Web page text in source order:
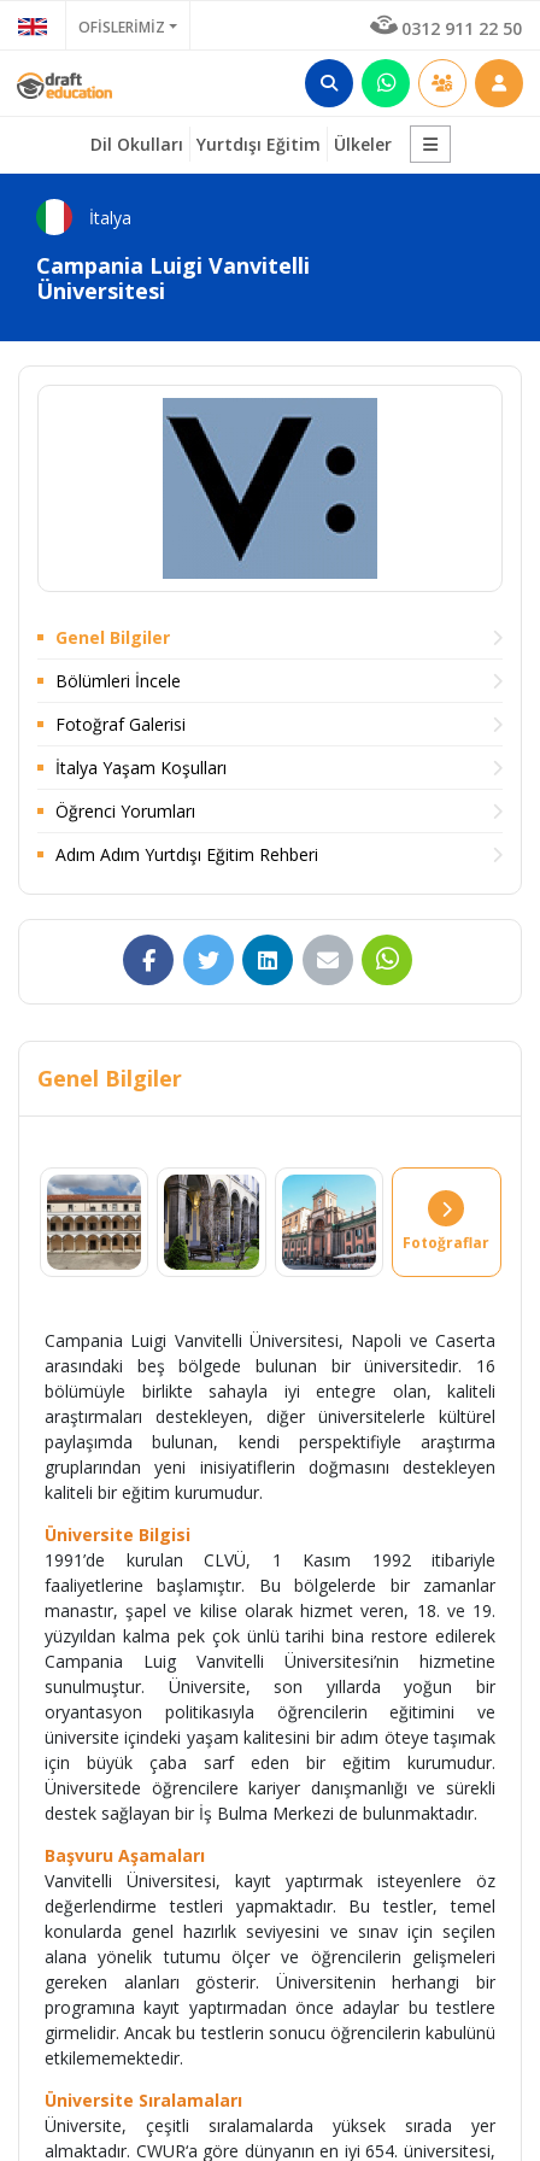
OFİSLERİMİZ 0312 911 22 50
Dil Okulları Yurtdışı Eğitim Ülkeler
İtalya
Campania Luigi Vanvitelli
Üniversitesi
Genel Bilgiler
Bölümleri İncele
Fotoğraf Galerisi
İtalya Yaşam Koşulları
Öğrenci Yorumları
Adım Adım Yurtdışı Eğitim Rehberi
Genel Bilgiler
Fotoğraflar
Campania Luigi Vanvitelli Üniversitesi, Napoli ve Caserta
arasındaki beş bölgede bulunan bir üniversitedir. 16
bölümüyle birlikte sahayla iyi entegre olan, kaliteli
araştırmaları destekleyen, diğer üniversitelerle kültürel
paylaşımda bulunan, kendi perspektifiyle araştırma
gruplarından yeni inisiyatiflerin doğmasını destekleyen
kaliteli bir eğitim kurumudur.
Üniversite Bilgisi
1991’de kurulan CLVÜ, 1 Kasım 1992 itibariyle
faaliyetlerine başlamıştır. Bu bölgelerde bir zamanlar
manastır, şapel ve kilise olarak hizmet veren, 18. ve 19.
yüzyıldan kalma pek çok ünlü tarihi bina restore edilerek
Campania Luig Vanvitelli Üniversitesi’nin hizmetine
sunulmuştur. Üniversite, son yıllarda yoğun bir
oryantasyon politikasıyla öğrencilerin eğitimini ve
üniversite içindeki yaşam kalitesini bir adım öteye taşımak
için büyük çaba sarf eden bir eğitim kurumudur.
Üniversitede öğrencilere kariyer danışmanlığı ve sürekli
destek sağlayan bir İş Bulma Merkezi de bulunmaktadır.
Başvuru Aşamaları
Vanvitelli Üniversitesi, kayıt yaptırmak isteyenlere öz
değerlendirme testleri yapmaktadır. Bu testler, temel
konularda genel hazırlık seviyesini ve sınav için seçilen
alana yönelik tutumu ölçer ve öğrencilerin gelişmeleri
gereken alanları gösterir. Üniversitenin herhangi bir
programına kayıt yaptırmadan önce adaylar bu testlere
girmelidir. Ancak bu testlerin sonucu öğrencilerin kabulünü
etkilememektedir.
Üniversite Sıralamaları
Üniversite, çeşitli sıralamalarda yüksek sırada yer
almaktadır. CWUR‘a göre dünyanın en iyi 654. üniversitesi,